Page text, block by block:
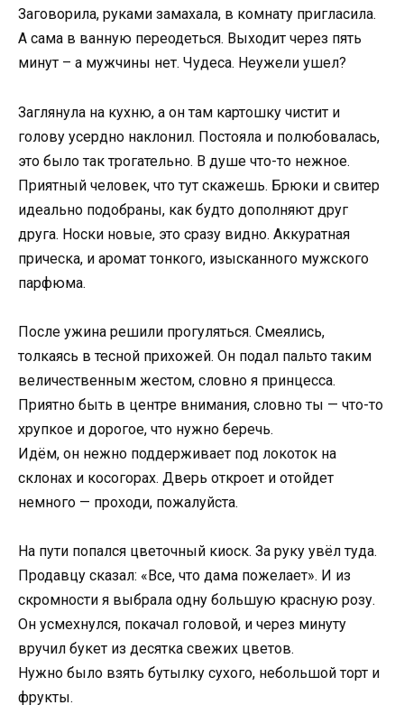
Заговорила, руками замахала, в комнату пригласила.
А сама в ванную переодеться. Выходит через пять
минут – а мужчины нет. Чудеса. Неужели ушел?
Заглянула на кухню, а он там картошку чистит и
голову усердно наклонил. Постояла и полюбовалась,
это было так трогательно. В душе что-то нежное.
Приятный человек, что тут скажешь. Брюки и свитер
идеально подобраны, как будто дополняют друг
друга. Носки новые, это сразу видно. Аккуратная
прическа, и аромат тонкого, изысканного мужского
парфюма.
После ужина решили прогуляться. Смеялись,
толкаясь в тесной прихожей. Он подал пальто таким
величественным жестом, словно я принцесса.
Приятно быть в центре внимания, словно ты — что-то
хрупкое и дорогое, что нужно беречь.
Идём, он нежно поддерживает под локоток на
склонах и косогорах. Дверь откроет и отойдет
немного — проходи, пожалуйста.
На пути попался цветочный киоск. За руку увёл туда.
Продавцу сказал: «Все, что дама пожелает». И из
скромности я выбрала одну большую красную розу.
Он усмехнулся, покачал головой, и через минуту
вручил букет из десятка свежих цветов.
Нужно было взять бутылку сухого, небольшой торт и
фрукты.